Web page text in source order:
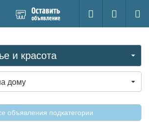
новое
Поиск
Вход на
и красота
дому
объявления подкатегории